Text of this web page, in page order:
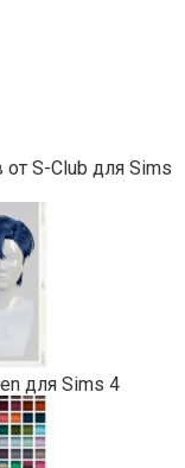
S-Club для Sims
для Sims 4